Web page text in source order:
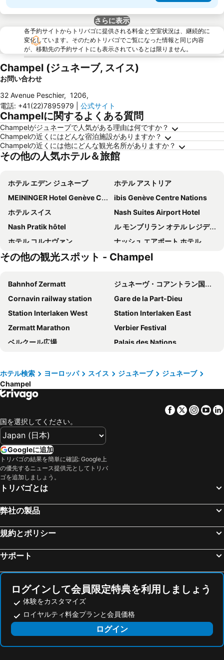
さらに表示
各予約サイトからトリバゴに提供される料金と空室状況は、継続的に
変化しています。そのためトリバゴでご覧になった情報と同じ内容
が、移動先の予約サイトにも表示されているとは限りません。
Champel (ジュネーブ, スイス)
お問い合わせ
32 Avenue Peschier, 1206,
電話: +41(22)7895979 公式サイト
Champelに関するよくある質問
Champelがジュネーブで人気がある理由は何ですか？
Champelの近くにはどんな宿泊施設がありますか？
Champelの近くには他にどんな観光名所がありますか？
その他の人気ホテル＆旅館
ホテル エデン ジュネーブ
ホテル アストリア
MEININGER Hotel Genève Centre Charmilles
ibis Genève Centre Nations
ホテル スイス
Nash Suites Airport Hotel
Nash Pratik hôtel
ル モンブリラン オテル レジデンス
ホテル コルナヴァン
ナッシュ エアポート ホテル
オテル インターナショナル & テルミナス
B&B HOTEL Geneva Airport
ホテル セントラル
ホテル レ ナシオン
Ramada Encore by Wyndham Geneva
hotelF1 Genève Aéroport Ferney
ibis Genève Centre Gare
Ruby Claire Hotel Geneva by IHG
ibis Genève Aéroport
Hotel de Geneve
Novotel Suites Genève Aéroport
Greet Hôtel Prévessin Genève Aéroport
ibis budget Genève Aéroport
ホテル サン ジェルベ ジュネーヴ
ibis Genève Centre Lac
Ibis Styles Prévessin Genève Aéroport
ibis Styles Geneve Palexpo Aeroport
NH Geneva Airport
Hotel Royal
シャトー ド ボッセ
Campanile Annemasse Centre - Gare
イビス ジュネーブ プチ ランシー
ホテル クリスタル
デザイン ホテル F6
レジデンス スタジオ ジュネーブ サントル
Rhodania Boutique Hôtel
ザ パックス ホテル
Hotel Sagitta
ホテル センチュリー
Primadom Aparthotel
Fontaine
HOOD Hotel
Hôtel de la Cigogne
Hôtel Longemalle
Hotel Metropole Geneve
ホテル チャーチル
citizenM Geneva
フロートイン
その他の観光スポット - Champel
Bahnhof Zermatt
ジュネーヴ・コアントラン国際空港
Cornavin railway station
Gare de la Part-Dieu
Station Interlaken West
Station Interlaken East
Zermatt Marathon
Verbier Festival
ベルクール広場
Palais des Nations
Gare de Dijon Ville
バーゼル・ミュールーズ・フライブルグ国際空港
Interlaken Classics
Gare d'Annecy
Gare de Grenoble
Wengen Bahnhof
Hauptbahnhof Luzern
Central Station
Gare Lyon Perrache
Swiss Alps Jungfrau-Aletsch
トリノ空港
Entreves
Les Bains de Saillon
Aéroport Lyon Saint Exupéry
Lausanne Airport
Les Gratte-ciel
Bümpliz
Gornergrat Bahn
Hauptbahnhof Bern
Kleine Scheidegg - Männlichen
Löwendenkmal
Château de Neuchatel
Cité - Centre des Congrès
Champvert
Champel
Natural history museum
ホテル検索 ヨーロッパ スイス ジュネーブ
ジュネーブ
Champel
Facebook
Twitter
国を選択してください。
Googleに追加
トリバゴの結果を簡単に確認: Google上
の優先するニュース提供元としてトリバ
ゴを追加しましょう。
トリバゴとは
弊社の製品
規約とポリシー
サポート
ログインして会員限定特典を利用しましょう
体験をカスタマイズ
ロイヤルティ料金プランと会員価格
ログイン